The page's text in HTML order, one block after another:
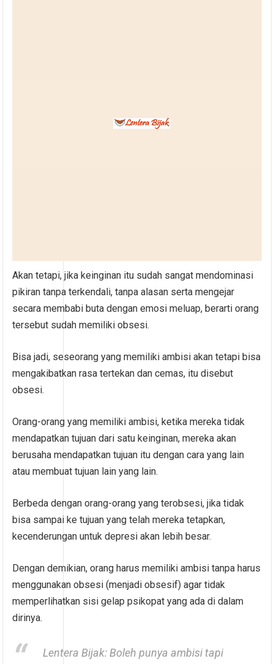
Akan tetapi, jika keinginan itu sudah sangat mendominasi
pikiran tanpa terkendali, tanpa alasan serta mengejar
secara membabi buta dengan emosi meluap, berarti orang
tersebut sudah memiliki obsesi.
Bisa jadi, seseorang yang memiliki ambisi akan tetapi bisa
mengakibatkan rasa tertekan dan cemas, itu disebut
obsesi.
Orang-orang yang memiliki ambisi, ketika mereka tidak
mendapatkan tujuan dari satu keinginan, mereka akan
berusaha mendapatkan tujuan itu dengan cara yang lain
atau membuat tujuan lain yang lain.
Berbeda dengan orang-orang yang terobsesi, jika tidak
bisa sampai ke tujuan yang telah mereka tetapkan,
kecenderungan untuk depresi akan lebih besar.
Dengan demikian, orang harus memiliki ambisi tanpa harus
menggunakan obsesi (menjadi obsesif) agar tidak
memperlihatkan sisi gelap psikopat yang ada di dalam
dirinya.
Lentera Bijak: Boleh punya ambisi tapi